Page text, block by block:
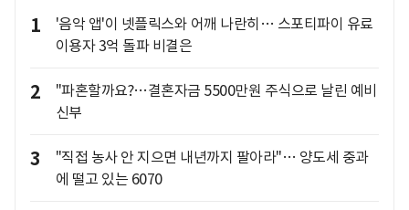
1
'음악 앱'이 넷플릭스와 어깨 나란히… 스포티파이 유료
이용자 3억 돌파 비결은
2
"파혼할까요?…결혼자금 5500만원 주식으로 날린 예비
신부
3
"직접 농사 안 지으면 내년까지 팔아라"… 양도세 중과
에 떨고 있는 6070